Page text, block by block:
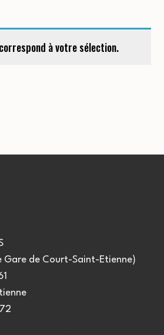
à votre sélection.
Gare de Court-Saint-Etienne)